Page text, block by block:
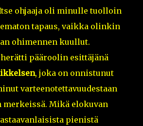
ohjaaja oli minulle tuolloin
tapaus, vaikka olinkin
ohimennen kuullut.
pääroolin esittäjänä
, joka on onnistunut
varteenotettavuudestaan
merkeissä. Mikä elokuvan
pienistä